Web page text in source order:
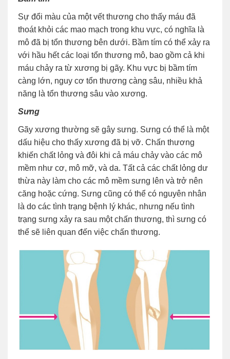
Sự đổi màu của một vết thương cho thấy máu đã
thoát khỏi các mao mạch trong khu vực, có nghĩa là
mô đã bị tổn thương bên dưới. Bầm tím có thể xảy ra
với hầu hết các loại tổn thương mô, bao gồm cả khi
máu chảy ra từ xương bị gãy. Khu vực bị bầm tím
càng lớn, nguy cơ tổn thương càng sâu, nhiều khả
năng là tổn thương sâu vào xương.
Sưng
Gãy xương thường sẽ gây sưng. Sưng có thể là một
dấu hiệu cho thấy xương đã bị vỡ. Chấn thương
khiến chất lỏng và đôi khi cả máu chảy vào các mô
mềm như cơ, mô mỡ, và da. Tất cả các chất lỏng dư
thừa này làm cho các mô mềm sưng lên và trở nên
căng hoặc cứng. Sưng cũng có thể có nguyên nhân
là do các tình trạng bệnh lý khác, nhưng nếu tình
trạng sưng xảy ra sau một chấn thương, thì sưng có
thể sẽ liên quan đến việc chấn thương.